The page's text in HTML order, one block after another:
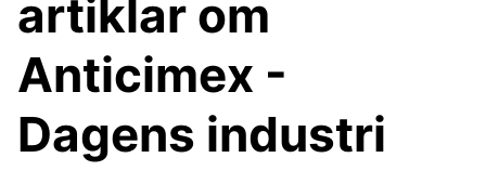
artiklar om
Anticimex -
Dagens industri